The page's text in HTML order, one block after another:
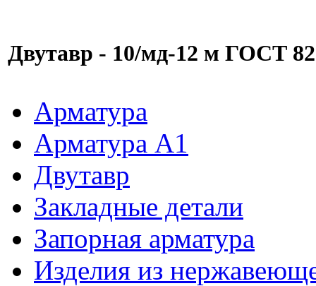
Двутавр - 10/мд-12 м ГОСТ
Арматура
Арматура A1
Двутавр
Закладные детали
Запорная арматура
Изделия из